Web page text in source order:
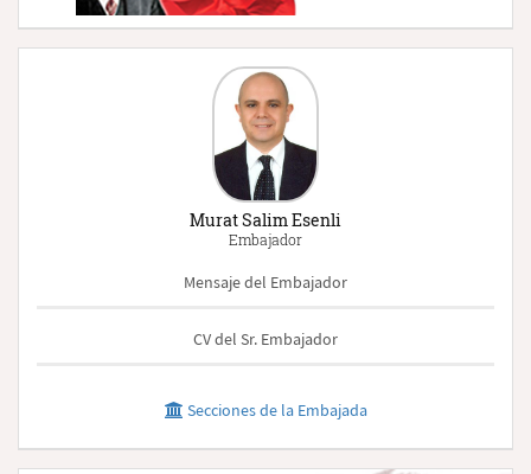
Murat Salim Esenli
Embajador
Mensaje del Embajador
CV del Sr. Embajador
Secciones de la Embajada